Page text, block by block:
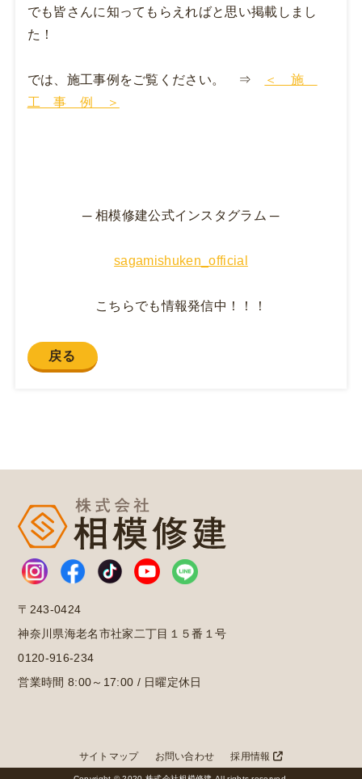
でも皆さんに知ってもらえればと思い掲載しまし
た！
では、施工事例をご覧ください。 ⇒
＜ 施
工 事 例 ＞
─ 相模修建公式インスタグラム ─
sagamishuken_official
こちらでも情報発信中！！！
戻る
〒243-0424
神奈川県海老名市社家二丁目１５番１号
0120-916-234
営業時間 8:00～17:00 / 日曜定休日
サイトマップ お問い合わせ 採用情報